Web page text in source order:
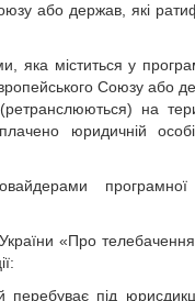
або держав, які
яка міститься у
Союзу або
на
юридичній
«Про
перебуває під